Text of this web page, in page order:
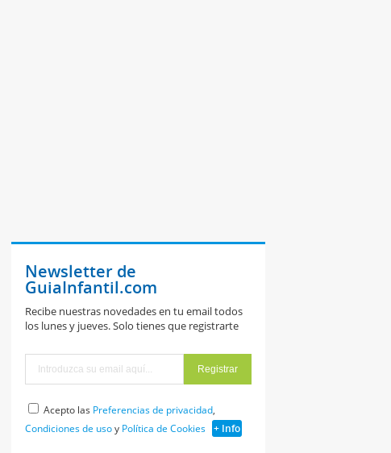
Newsletter de
GuiaInfantil.com
Recibe nuestras novedades en tu email todos
los lunes y jueves. Solo tienes que registrarte
Acepto las Preferencias de privacidad,
Condiciones de usoy Política de Cookies + Info